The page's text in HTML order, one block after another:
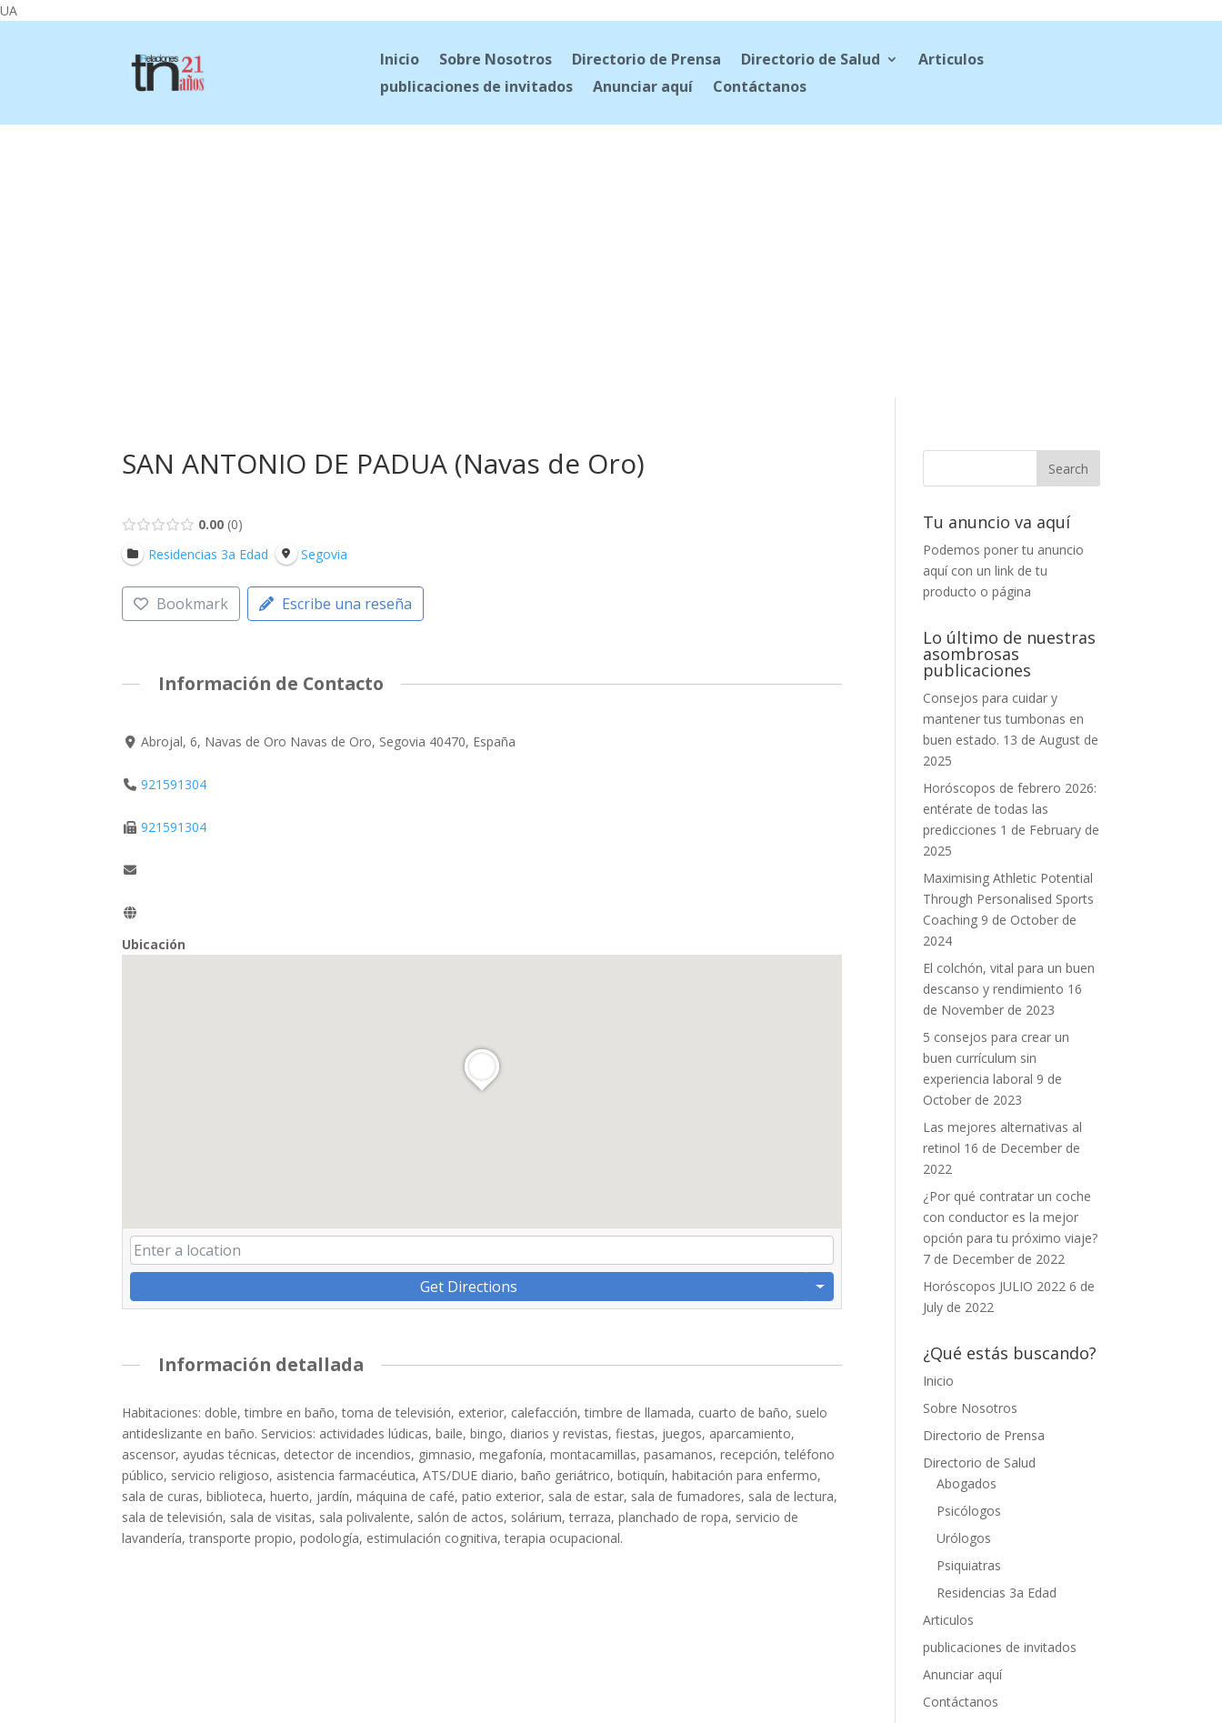
UA
Inicio Sobre Nosotros Directorio de Prensa Directorio de Salud
Articulos
publicaciones de invitados
Anunciar aquí Contáctanos
SAN ANTONIO DE PADUA (Navas de Oro)
0.00 0
Residencias 3a Edad
Segovia
Bookmark Escribe una reseña
Información de Contacto
Abrojal, 6, Navas de Oro Navas de Oro, Segovia 40470, España
921591304
921591304
Ubicación
Get Directions
Información detallada
Habitaciones: doble, timbre en baño, toma de televisión, exterior, calefacción, timbre de llamada, cuarto de baño, suelo
antideslizante en baño. Servicios: actividades lúdicas, baile, bingo, diarios y revistas, fiestas, juegos, aparcamiento,
ascensor, ayudas técnicas, detector de incendios, gimnasio, megafonía, montacamillas, pasamanos, recepción, teléfono
público, servicio religioso, asistencia farmacéutica, ATS/DUE diario, baño geriátrico, botiquín, habitación para enfermo,
sala de curas, biblioteca, huerto, jardín, máquina de café, patio exterior, sala de estar, sala de fumadores, sala de lectura,
sala de televisión, sala de visitas, sala polivalente, salón de actos, solárium, terraza, planchado de ropa, servicio de
lavandería, transporte propio, podología, estimulación cognitiva, terapia ocupacional.
Tu anuncio va aquí
Podemos poner tu anuncio
aquí con un link de tu
producto o página
Lo último de nuestras
asombrosas
publicaciones
Consejos para cuidar y
mantener tus tumbonas en
buen estado. 13 de August de
2025
Horóscopos de febrero 2026:
entérate de todas las
predicciones 1 de February de
2025
Maximising Athletic Potential
Through Personalised Sports
Coaching 9 de October de
2024
El colchón, vital para un buen
descanso y rendimiento 16
de November de 2023
5 consejos para crear un
buen currículum sin
experiencia laboral 9 de
October de 2023
Las mejores alternativas al
retinol 16 de December de
2022
¿Por qué contratar un coche
con conductor es la mejor
opción para tu próximo viaje?
7 de December de 2022
Horóscopos JULIO 2022 6 de
July de 2022
¿Qué estás buscando?
Inicio
Sobre Nosotros
Directorio de Prensa
Directorio de Salud
Abogados
Psicólogos
Urólogos
Psiquiatras
Residencias 3a Edad
Articulos
publicaciones de invitados
Anunciar aquí
Contáctanos